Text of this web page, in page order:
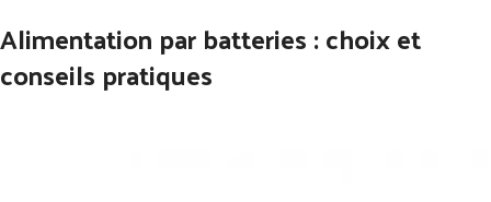
Alimentation par batteries : choix et
conseils pratiques